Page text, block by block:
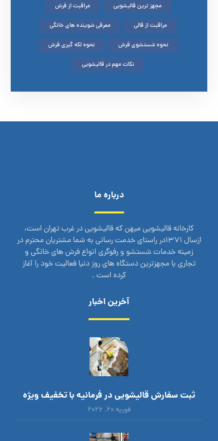
مجهز ترین قالیشویی مراقبت از فرش
مراقبت از قالی معرفی شوینده های خانگی
نحوه شستشوی فرش نحوه لکه گیری فرش
نکات مهم در قالیشویی
درباره ما
کارخانه قالیشویی میهن که قالیشویی در غرب تهران است،
ازسال 1371در راستای خدمت رسانی به شما مشتریان محترم در
زمینه خدمات شستشو و رفوگری انواع فرش های خانگی و
تجاری با مجهزترین دستگاه های روز دنیا فعالیت خود را آغاز
کرده است .
آخرین اخبار
ثبت سفارش قالیشویی در فرمانیه با تخفیف ویژه
فوریه ۲۰, ۲۰۲۶